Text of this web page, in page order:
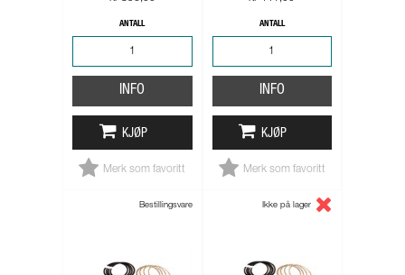
ANTALL
INFO
KJØP
Merk som favoritt
ANTALL
INFO
KJØP
Merk som favoritt
Bestillingsvare Ikke på lager